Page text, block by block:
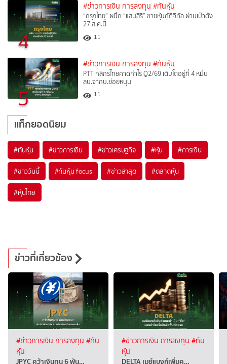
4
#ข่าวการเงิน การลงทุน #ทันหุ้น
“กรุงไทย” ผนึก “แสนสิริ” ขายหุ้นกู้ดิจิทัล ผ่านเป๋าตัง
27 ส.ค.นี้
11
5
#ข่าวการเงิน การลงทุน #ทันหุ้น
PTT กสิกรไทยคาดกำไร Q2/69 เติบโตอยู่ที่ 4 หมื่น
ลบ.จากบ.ย่อยหนุน
11
แท็กยอดนิยม
#ทันหุ้น #ข่าวการเงิน #ข่าวเศรษฐกิจ #หุ้น #การเงิน
#ข่าววันนี้ #ทันหุ้น focus #ข่าวล่าสุด #ตลาดหุ้น
#หุ้นไทย
ข่าวที่เกี่ยวข้อง
#ข่าวการเงิน การลงทุน #ทัน
หุ้น
JPYC คว้าเงินทุน 6 พัน…
#ข่าวการเงิน การลงทุน #ทัน
หุ้น
DELTA เมย์แบงก์เพิ่มค…